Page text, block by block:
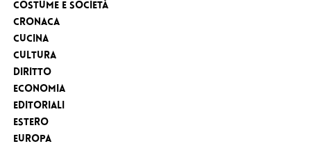
Costume e Società
Cronaca
cucina
Cultura
Diritto
Economia
Editoriali
Estero
Europa